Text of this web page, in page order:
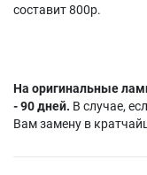
составит 800р.
На оригинальные
- 90 дней. В случае,
Вам замену в